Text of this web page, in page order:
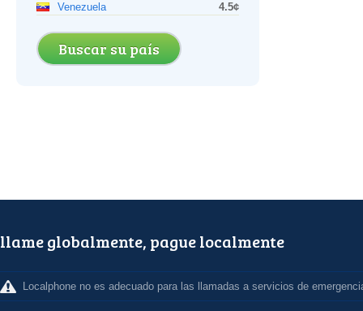
Venezuela
4.5¢
Buscar su país
llame globalmente, pague localmente
Localphone no es adecuado para las llamadas a servicios de